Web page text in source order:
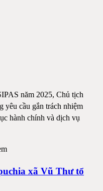
năm 2025, Chủ tịch
cầu gắn trách nhiệm
hành chính và dịch vụ
xã Vũ Thư tổ